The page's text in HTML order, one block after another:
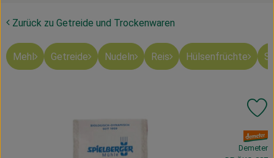
Ökokisten
Mahlitzscher Produkte
Zurück zu Getreide und Trockenwaren
Mehl Getreide Nudeln Reis Hülsenfrüchte
, Verband:
Demeter